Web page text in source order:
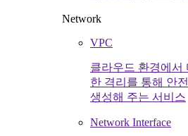
Network
VPC
클라우드 환경에서
한 격리를 통해 안
생성해 주는 서비스
Network Interface